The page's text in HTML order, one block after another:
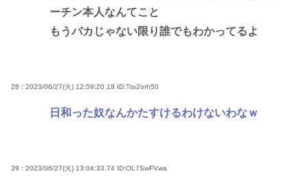
ーチン本人なんてこと
もうバカじゃない限り誰でもわかってるよ
28 : 2023/06/27(火) 12:59:20.18 ID:Tto2orh50
日和った奴なんかたすけるわけないわなｗ
29 : 2023/06/27(火) 13:04:33.74 ID:OL7SwFVwa